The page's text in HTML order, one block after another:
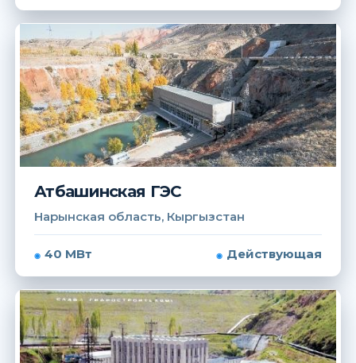
Атбашинская ГЭС
Нарынская область, Кыргызстан
40 МВт Действующая